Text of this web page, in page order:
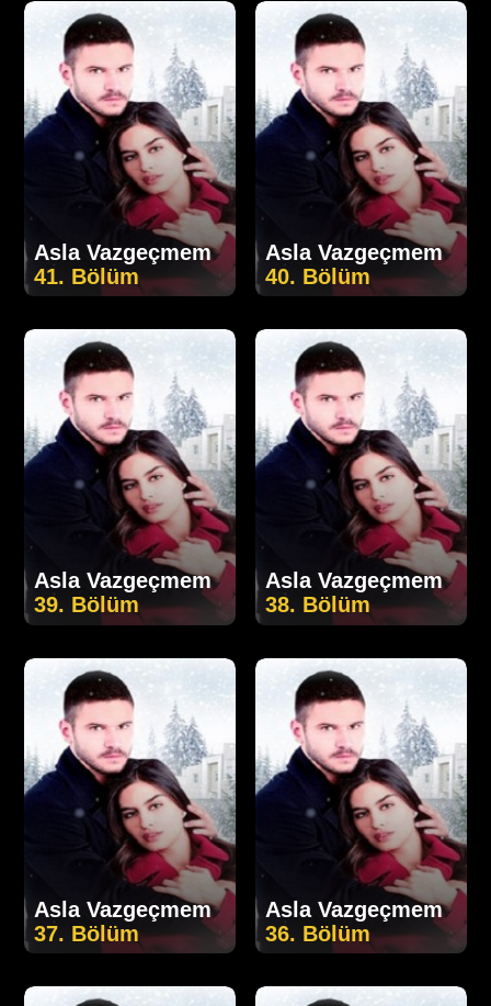
Asla Vazgeçmem
41. Bölüm
Asla Vazgeçmem
40. Bölüm
Asla Vazgeçmem
39. Bölüm
Asla Vazgeçmem
38. Bölüm
Asla Vazgeçmem
37. Bölüm
Asla Vazgeçmem
36. Bölüm